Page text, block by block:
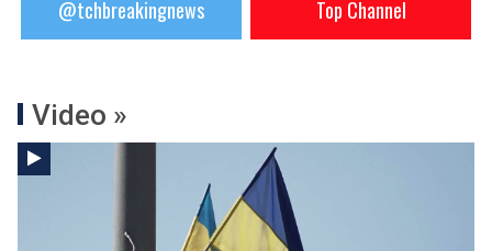
@tchbreakingnews Top Channel
Video »